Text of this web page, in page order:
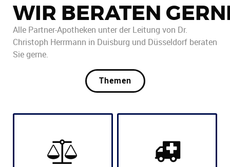
WIR BERATEN
Alle Partner-Apotheken unter der Leitung von Dr.
Christoph Herrmann in Duisburg und Düsseldorf beraten
Sie gerne.
Themen